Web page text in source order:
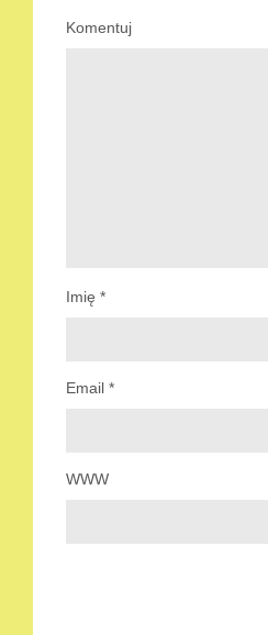
Komentuj
Imię *
Email *
WWW